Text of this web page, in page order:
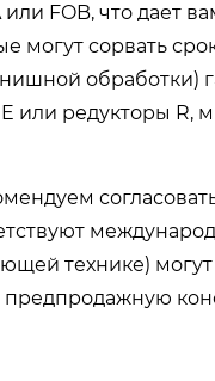
FOB, что дает
могут сорвать
обработки)
или редукторы R,
технике)